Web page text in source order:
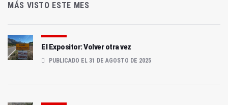
MÁS VISTO ESTE MES
El Expositor: Volver otra vez
PUBLICADO EL 31 DE AGOSTO DE 2025